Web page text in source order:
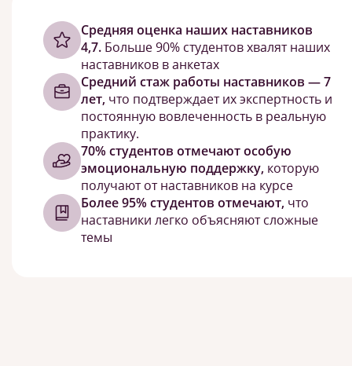
Cредняя оценка наших наставников
4,7. Больше 90% студентов хвалят наших
наставников в анкетах
Средний стаж работы наставников — 7
лет, что подтверждает их экспертность и
постоянную вовлеченность в реальную
практику.
70% студентов отмечают особую
эмоциональную поддержку, которую
получают от наставников на курсе
Более 95% студентов отмечают, что
наставники легко объясняют сложные
темы